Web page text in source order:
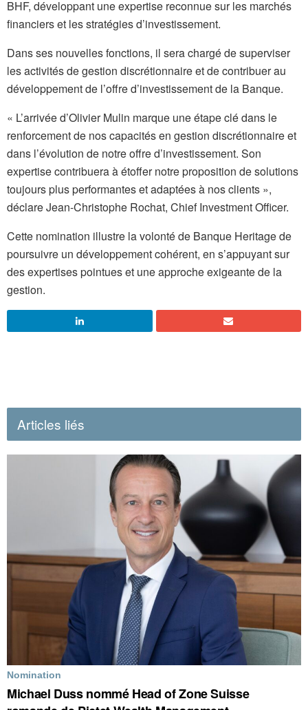
BHF, développant une expertise reconnue sur les marchés
financiers et les stratégies d’investissement.
Dans ses nouvelles fonctions, il sera chargé de superviser
les activités de gestion discrétionnaire et de contribuer au
développement de l’offre d’investissement de la Banque.
« L’arrivée d’Olivier Mulin marque une étape clé dans le
renforcement de nos capacités en gestion discrétionnaire et
dans l’évolution de notre offre d’investissement. Son
expertise contribuera à étoffer notre proposition de solutions
toujours plus performantes et adaptées à nos clients »,
déclare Jean-Christophe Rochat, Chief Investment Officer.
Cette nomination illustre la volonté de Banque Heritage de
poursuivre un développement cohérent, en s’appuyant sur
des expertises pointues et une approche exigeante de la
gestion.
Articles liés
Nomination
Michael Duss nommé Head of Zone Suisse